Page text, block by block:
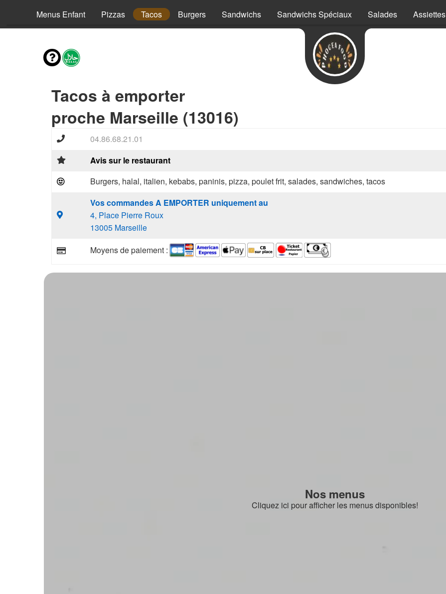
Menus Enfant Pizzas Tacos Burgers Sandwichs Sandwichs Spéciaux Salades Assiettes
Tacos à emporter
proche Marseille (13016)
04.86.68.21.01
Avis sur le restaurant
Burgers, halal, italien, kebabs, paninis, pizza, poulet frit, salades, sandwiches, tacos
Vos commandes A EMPORTER uniquement au
4, Place Pierre Roux
13005 Marseille
Moyens de paiement :
Nos menus
Cliquez ici pour afficher les menus disponibles!